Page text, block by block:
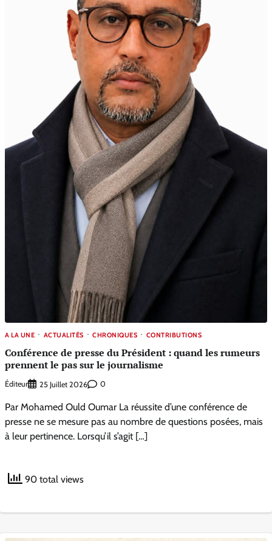
A LA UNE ACTUALITÉS CHRONIQUES CONTRIBUTIONS
Conférence de presse du Président : quand les rumeurs
prennent le pas sur le journalisme
Éditeur 25 Juillet 2026 0
Par Mohamed Ould Oumar La réussite d’une conférence de
presse ne se mesure pas au nombre de questions posées, mais
à leur pertinence. Lorsqu’il s’agit […]
90 total views